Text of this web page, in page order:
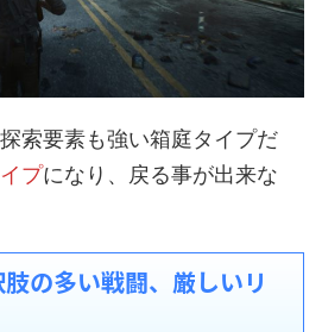
索要素も強い箱庭タイプだ
プになり、戻る事が出来な
の多い戦闘、厳しいリ